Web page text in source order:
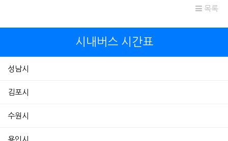
목록
시내버스 시간표
성남시
김포시
수원시
용인시